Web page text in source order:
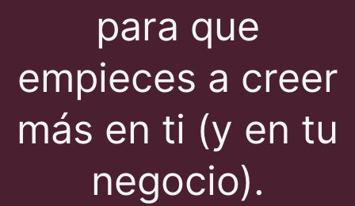
para que
empieces a creer
más en ti (y en tu
negocio).